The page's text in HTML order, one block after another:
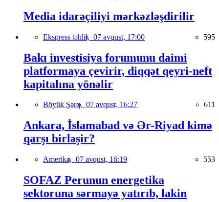
Media idarəçiliyi mərkəzləşdirilir
Ekspress təhlil, 07 avqust, 17:00 595
Bakı investisiya forumunu daimi
platformaya çevirir, diqqət qeyri-neft
kapitalına yönəlir
Böyük Şərq, 07 avqust, 16:27 611
Ankara, İslamabad və Ər-Riyad kimə
qarşı birləşir?
Amerika, 07 avqust, 16:19 553
SOFAZ Perunun energetika
sektoruna sərmayə yatırıb, lakin